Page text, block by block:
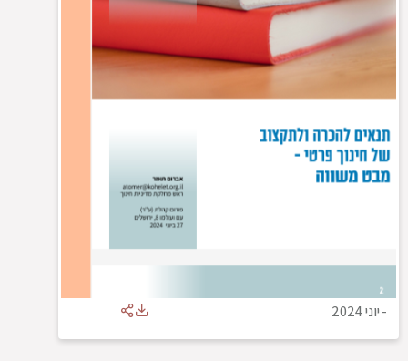
-יוני 2024